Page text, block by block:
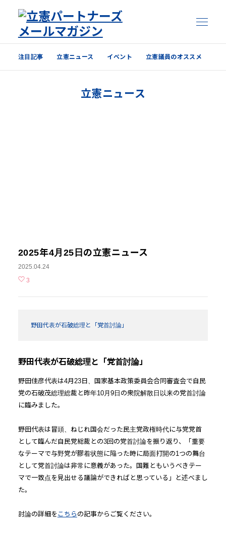
注目記事 立憲ニュース イベント 立憲議員のオススメ
立憲ニュース
2025年4月25日の立憲ニュース
2025.04.24
3
野田代表が石破総理と「党首討論」
野田代表が石破総理と「党首討論」
野田佳彦代表は4月23日、国家基本政策委員会合同審査会で自民
党の石破茂総理総裁と昨年10月9日の衆院解散日以来の党首討論
に臨みました。
野田代表は冒頭、ねじれ国会だった民主党政権時代に与党党首
として臨んだ自民党総裁との3回の党首討論を振り返り、「重要
なテーマで与野党が膠着状態に陥った時に局面打開の1つの舞台
として党首討論は非常に意義があった。国難ともいうべきテー
マで一致点を見出せる議論ができればと思っている」と述べまし
た。
討論の詳細を こちら の記事からご覧ください。